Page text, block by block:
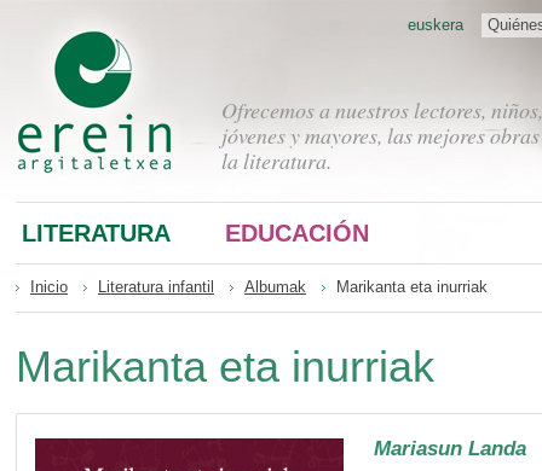
Ofrecemos a nuestros lectores, niños,
jóvenes y mayores, las mejores
la literatura.
euskera
LITERATURA EDUCACIÓN
Inicio Literatura infantil Albumak Marikanta eta inurriak
Marikanta eta inurriak
Mariasun Landa